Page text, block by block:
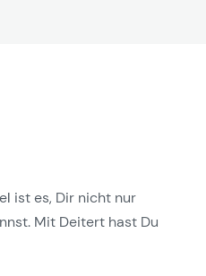
ist es, Dir nicht nur
Mit Deitert hast Du